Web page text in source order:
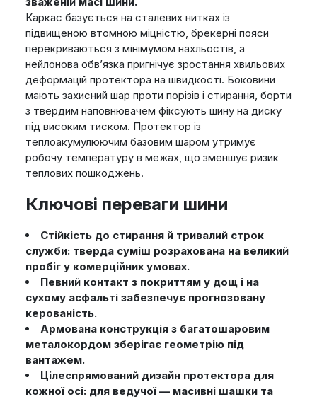
Каркас базується на сталевих нитках із
підвищеною втомною міцністю, брекерні пояси
перекриваються з мінімумом нахльостів, а
нейлонова обв’язка пригнічує зростання хвильових
деформацій протектора на швидкості. Боковини
мають захисний шар проти порізів і стирання, борти
з твердим наповнювачем фіксують шину на диску
під високим тиском. Протектор із
теплоакумулюючим базовим шаром утримує
робочу температуру в межах, що зменшує ризик
теплових пошкоджень.
Ключові переваги шини
Стійкість до стирання й тривалий строк
служби: тверда суміш розрахована на великий
пробіг у комерційних умовах.
Певний контакт з покриттям у дощ і на
сухому асфальті забезпечує прогнозовану
керованість.
Армована конструкція з багатошаровим
металокордом зберігає геометрію під
вантажем.
Цілеспрямований дизайн протектора для
кожної осі: для ведучої — масивні шашки та